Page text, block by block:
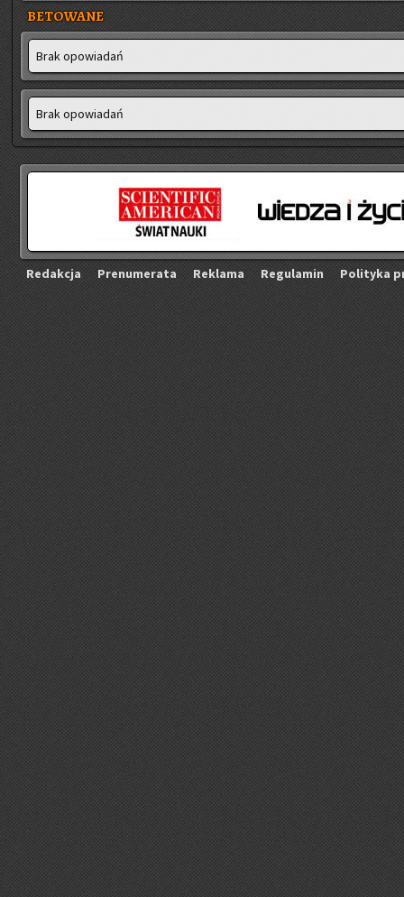
BETOWANE
Brak opo­wia­dań
Brak opo­wia­dań
Re­dak­cja Pre­nu­me­ra­ta Re­kla­ma Re­gu­la­min Po­li­ty­ka